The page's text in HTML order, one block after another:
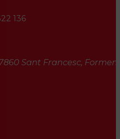
136
Sant Francesc,